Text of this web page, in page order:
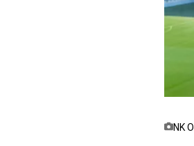
NK